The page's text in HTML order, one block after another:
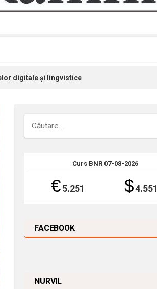
digitale și lingvistice
Curs BNR 07-08-2026
€ 5.251 $4.551
FACEBOOK
NURVIL